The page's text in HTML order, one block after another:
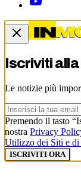
Iscriviti
Le notizie più
Premendo il tasto
nostra Privacy
Utilizzo dei Siti e di
ISCRIVITI ORA